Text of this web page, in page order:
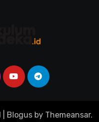
Blogusby Themeansar.